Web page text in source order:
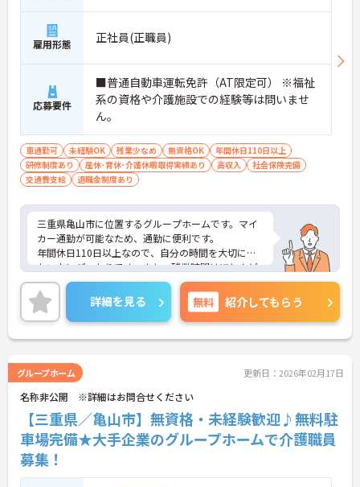
雇用形態 正社員(正職員)
応募要件
■普通自動車運転免許（AT限定可） ※福祉
系の資格や介護施設での経験等は問いませ
ん。
車通勤可 未経験OK 残業少なめ 無資格OK
年間休日110日以上
研修制度あり
産休･育休･介護休暇取得実績あり 高収入
社会保険完備
交通費支給
退職金制度あり
三重県亀山市に位置するグループホームです。マイ
カー通勤が可能なため、通勤に便利です。
年間休日110日以上なので、自分の時間を大切にし
たい方にぴったりです。また、残業時間はほとんど
発生しません。プライベートとメリハリをつけて勤
務できます。
賞与が4.9ヵ月分で高給与です！！仕事に対するモチ
ベーションアップに繋がりますね。
ご興味をお持ちの方には詳細の情報や面接のポイン
いませ。
詳細を見る 無料 紹介してもらう
グループホーム 更新日：2026年02月17日
名称非公開 ※詳細はお問合せください
【三重県／亀山市】無資格・未経験歓迎♪無料駐
車場完備★大手企業のグループホームで介護職員
募集！